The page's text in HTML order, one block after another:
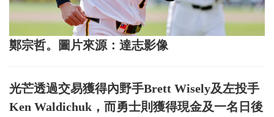
鄭宗哲。圖片來源：達志影像
光芒透過交易獲得內野手Brett Wisely及左投手
Ken Waldichuk，而勇士則獲得現金及一名日後